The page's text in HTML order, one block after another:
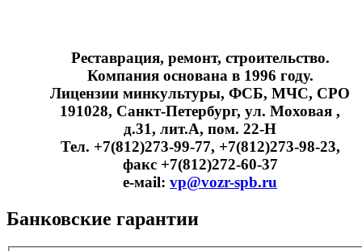
Реставрация, ремонт, строительство.
Компания основана в 1996 году.
Лицензии минкультуры, ФСБ, МЧС, СРО
191028, Санкт-Петербург, ул. Моховая ,
д.31, лит.А, пом. 22-Н
Тел. +7(812)273-99-77, +7(812)273-98-23,
факс +7(812)272-60-37
e-мail: vp@vozr-spb.ru
Банковские гарантии